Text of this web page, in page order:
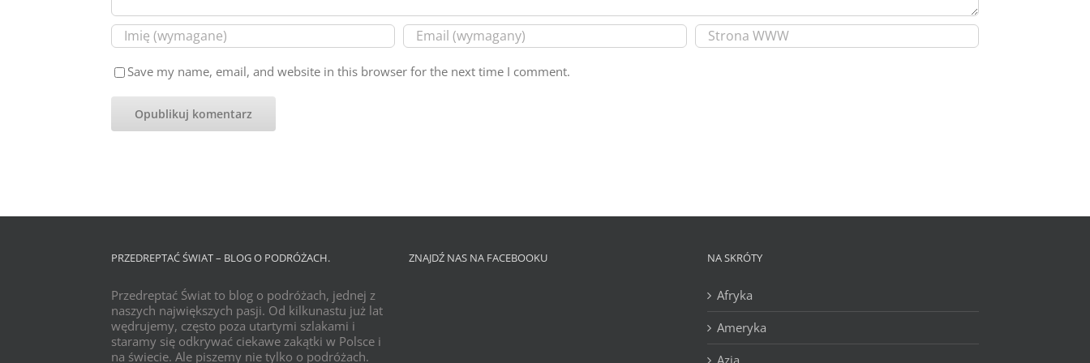
Save my name, email, and website in this browser for the next time I comment.
PRZEDREPTAĆ ŚWIAT – BLOG O PODRÓŻACH.
Przedreptać Świat to blog o podróżach, jednej z
naszych największych pasji. Od kilkunastu już lat
wędrujemy, często poza utartymi szlakami i
staramy się odkrywać ciekawe zakątki w Polsce i
na świecie. Ale piszemy nie tylko o podróżach.
ZNAJDŹ NAS NA FACEBOOKU NA SKRÓTY
Afryka
Ameryka
Azja